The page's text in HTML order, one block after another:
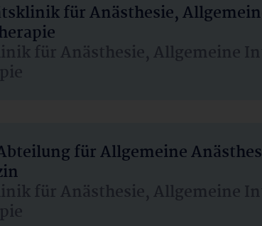
für Anästhesie,
für Anästhesie, Allgemeine
für Allgemeine
für Anästhesie, Allgemeine